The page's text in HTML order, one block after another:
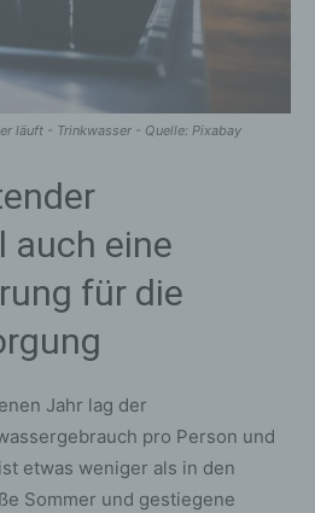
läuft - Trinkwasser - Quelle: Pixabay
auch eine
für die
Jahr lag der
pro Person und
etwas weniger als in den
Sommer und gestiegene